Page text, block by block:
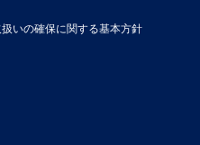
いの確保に関する基本方針